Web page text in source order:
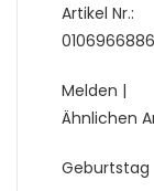
Artikel Nr.:
0106966886
Melden |
Ähnlichen
Geburtstag